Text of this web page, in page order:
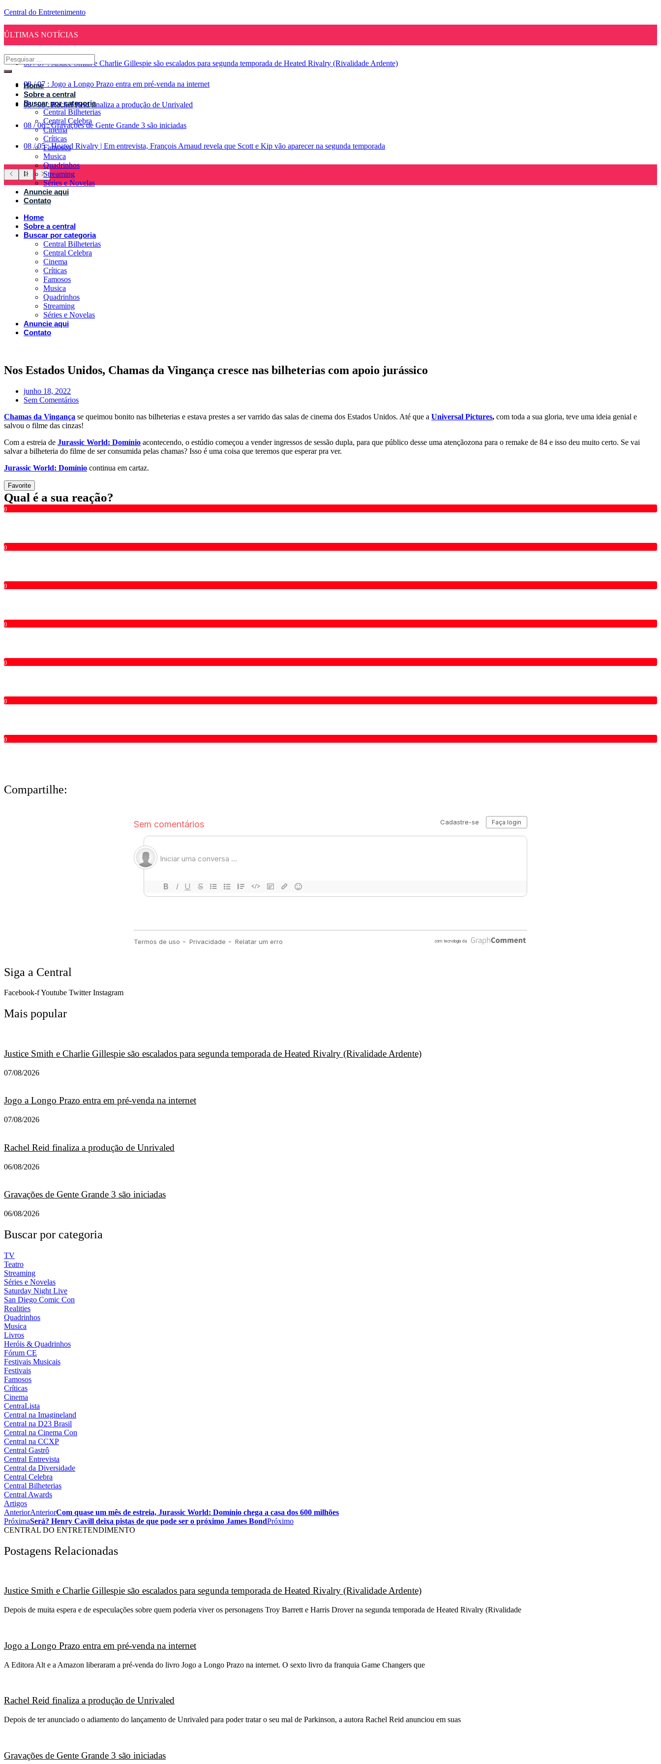
Central do Entretenimento
ÚLTIMAS NOTÍCIAS
08 / 07 : Justice Smith e Charlie Gillespie são escalados para segunda temporada de Heated Rivalry (Rivalidade Ardente)
08 / 07 : Jogo a Longo Prazo entra em pré-venda na internet
08 / 06 : Rachel Reid finaliza a produção de Unrivaled
08 / 06 : Gravações de Gente Grande 3 são iniciadas
08 / 05 : Heated Rivalry | Em entrevista, François Arnaud revela que Scott e Kip vão aparecer na segunda temporada
Home
Sobre a central
Buscar por categoria
Central Bilheterias
Central Celebra
Cinema
Críticas
Famosos
Musica
Quadrinhos
Streaming
Séries e Novelas
Anuncie aqui
Contato
Home
Sobre a central
Buscar por categoria
Central Bilheterias
Central Celebra
Cinema
Críticas
Famosos
Musica
Quadrinhos
Streaming
Séries e Novelas
Anuncie aqui
Contato
Nos Estados Unidos, Chamas da Vingança cresce nas bilheterias com apoio jurássico
junho 18, 2022
Sem Comentários
Chamas da Vingança se queimou bonito nas bilheterias e estava prestes a ser varrido das salas de cinema dos Estados Unidos. Até que a Universal Pictures, com toda a sua gloria, teve uma ideia genial e
salvou o filme das cinzas!
Com a estreia de Jurassic World: Domínio acontecendo, o estúdio começou a vender ingressos de sessão dupla, para que público desse uma atençãozona para o remake de 84 e isso deu muito certo. Se vai
salvar a bilheteria do filme de ser consumida pelas chamas? Isso é uma coisa que teremos que esperar pra ver.
Jurassic World: Domínio continua em cartaz.
Favorite
Qual é a sua reação?
0
0
0
0
0
0
0
Compartilhe:
Siga a Central
Facebook-fYoutube Twitter Instagram
Mais popular
Justice Smith e Charlie Gillespie são escalados para segunda temporada de Heated Rivalry (Rivalidade Ardente)
07/08/2026
Jogo a Longo Prazo entra em pré-venda na internet
07/08/2026
Rachel Reid finaliza a produção de Unrivaled
06/08/2026
Gravações de Gente Grande 3 são iniciadas
06/08/2026
Buscar por categoria
TV
Teatro
Streaming
Séries e Novelas
Saturday Night Live
San Diego Comic Con
Realities
Quadrinhos
Musica
Livros
Heróis & Quadrinhos
Fórum CE
Festivais Musicais
Festivais
Famosos
Críticas
Cinema
CentraLista
Central na Imagineland
Central na D23 Brasil
Central na Cinema Con
Central na CCXP
Central Gastrô
Central Entrevista
Central da Diversidade
Central Celebra
Central Bilheterias
Central Awards
Artigos
AnteriorAnteriorCom quase um mês de estreia, Jurassic World: Domínio chega a casa dos 600 milhões
PróximaSerá? Henry Cavill deixa pistas de que pode ser o próximo James BondPróximo
CENTRAL DO ENTRETENDIMENTO
Postagens Relacionadas
Justice Smith e Charlie Gillespie são escalados para segunda temporada de Heated Rivalry (Rivalidade Ardente)
Depois de muita espera e de especulações sobre quem poderia viver os personagens Troy Barrett e Harris Drover na segunda temporada de Heated Rivalry (Rivalidade
Jogo a Longo Prazo entra em pré-venda na internet
A Editora Alt e a Amazon liberaram a pré-venda do livro Jogo a Longo Prazo na internet. O sexto livro da franquia Game Changers que
Rachel Reid finaliza a produção de Unrivaled
Depois de ter anunciado o adiamento do lançamento de Unrivaled para poder tratar o seu mal de Parkinson, a autora Rachel Reid anunciou em suas
Gravações de Gente Grande 3 são iniciadas